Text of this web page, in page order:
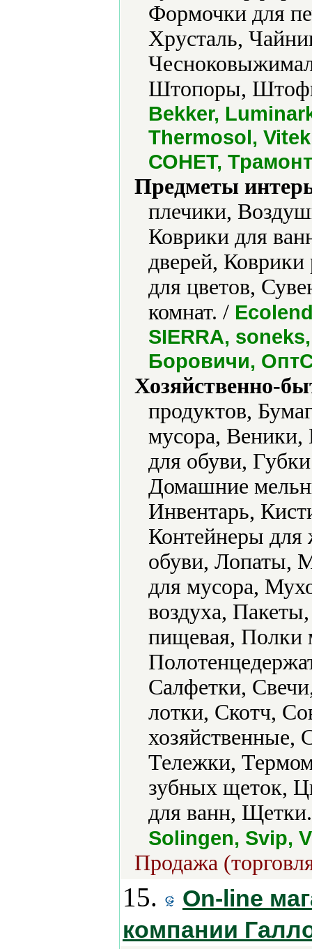
Формочки для
Хрусталь,
Штопоры,
Bekker,
Thermosol,
СОНЕТ,
Предметы
плечики,
Коврики для
дверей,
для цветов,
комнат. /
SIERRA,
Боровичи,
Хозяйственно-
продуктов,
мусора,
для обуви,
Домашние
Инвентарь,
Контейнеры
обуви, Лопаты,
для мусора,
воздуха,
пищевая, Полки
Салфетки,
лотки, Скотч,
хозяйственные,
Тележки,
зубных щеток,
для ванн,
Solingen, Svip,
Продажа
15.
On-line
компании